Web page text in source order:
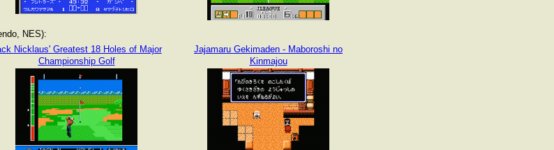
NES):
Nicklaus' Greatest 18 Holes of Major
Championship Golf
Jajamaru Gekimaden - Maboroshi no
Kinmajou